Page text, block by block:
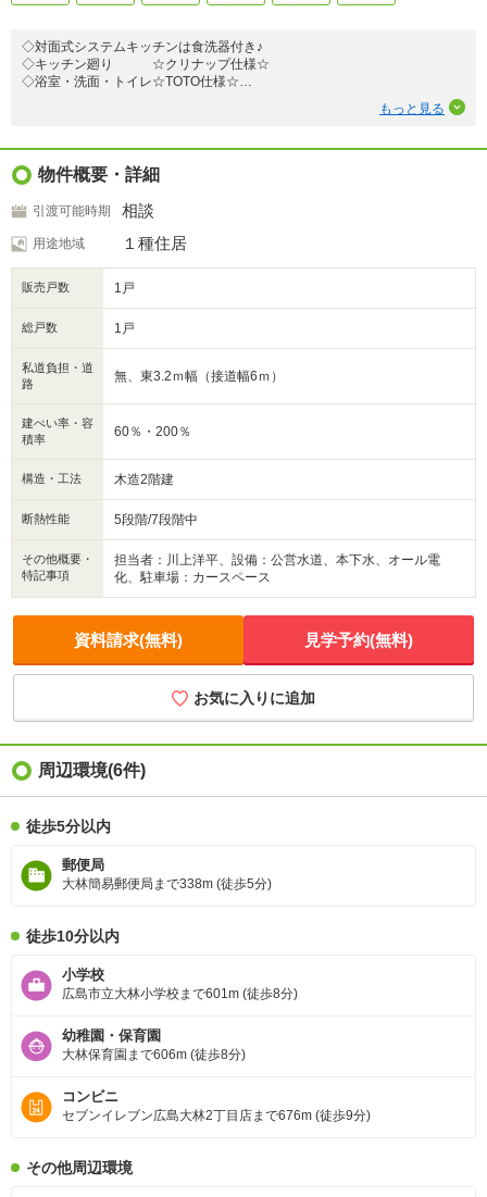
◇対面式システムキッチンは食洗器付き♪
◇キッチン廻り ☆クリナップ仕様☆
◇浴室・洗面・トイレ☆TOTO仕様☆
◇広い駐車場なのでお子様のプール・BBQなど多彩な楽しみができますね♪
◇洞庭バス停：徒歩3分
◇大林保育園：徒歩8分
◇三入幼稚園：徒歩28分
◇広島市立大林小学校：徒歩8分
◇広島市立三入中学校：徒歩36分
もっと見る
物件概要・詳細
引渡可能時期 相談
用途地域 １種住居
販売戸数 1戸
総戸数 1戸
私道負担・道
路
無、東3.2ｍ幅（接道幅6ｍ）
建ぺい率・容
積率
60％・200％
構造・工法 木造2階建
断熱性能 5段階/7段階中
その他概要・
特記事項
担当者：川上洋平、設備：公営水道、本下水、オール電
化、駐車場：カースペース
資料請求(無料) 見学予約(無料)
お気に入りに追加
周辺環境(6件)
徒歩5分以内
郵便局
大林簡易郵便局まで338m (徒歩5分)
徒歩10分以内
小学校
広島市立大林小学校まで601m (徒歩8分)
幼稚園・保育園
大林保育園まで606m (徒歩8分)
コンビニ
セブンイレブン広島大林2丁目店まで676m (徒歩9分)
その他周辺環境